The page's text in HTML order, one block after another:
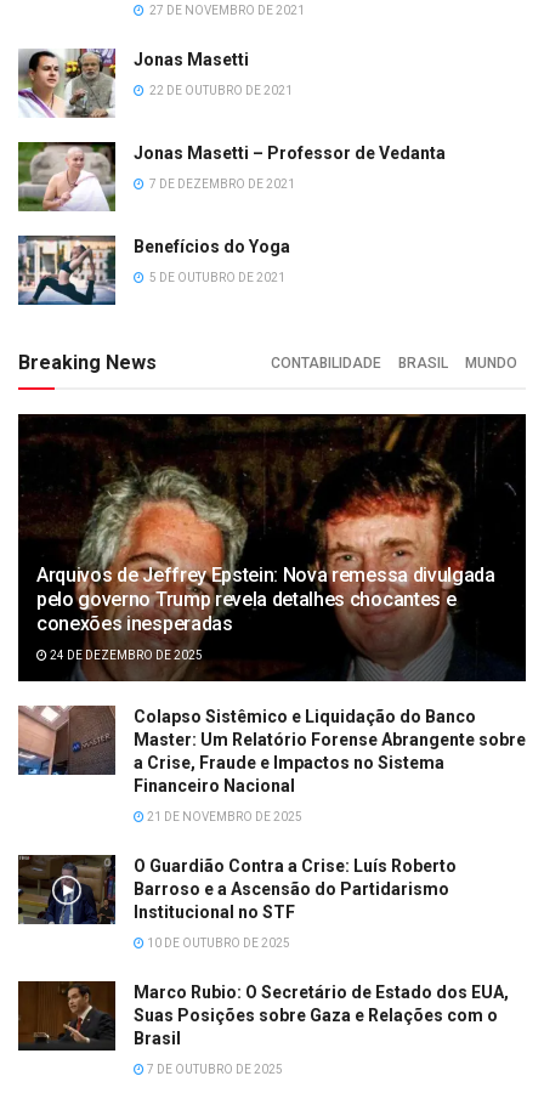
27 DE NOVEMBRO DE 2021
Jonas Masetti
22 DE OUTUBRO DE 2021
Jonas Masetti – Professor de Vedanta
7 DE DEZEMBRO DE 2021
Benefícios do Yoga
5 DE OUTUBRO DE 2021
Breaking News CONTABILIDADE BRASIL MUNDO
Arquivos de Jeffrey Epstein: Nova remessa divulgada
pelo governo Trump revela detalhes chocantes e
conexões inesperadas
24 DE DEZEMBRO DE 2025
Colapso Sistêmico e Liquidação do Banco
Master: Um Relatório Forense Abrangente sobre
a Crise, Fraude e Impactos no Sistema
Financeiro Nacional
21 DE NOVEMBRO DE 2025
O Guardião Contra a Crise: Luís Roberto
Barroso e a Ascensão do Partidarismo
Institucional no STF
10 DE OUTUBRO DE 2025
Marco Rubio: O Secretário de Estado dos EUA,
Suas Posições sobre Gaza e Relações com o
Brasil
7 DE OUTUBRO DE 2025